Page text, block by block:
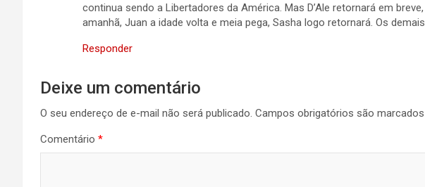
continua sendo a Libertadores da América. Mas D’Ale retornará em
amanhã, Juan a idade volta e meia pega, Sasha logo retornará. Os
Responder
Deixe um comentário
O seu endereço de e-mail não será publicado. Campos obrigatórios são
Comentário *